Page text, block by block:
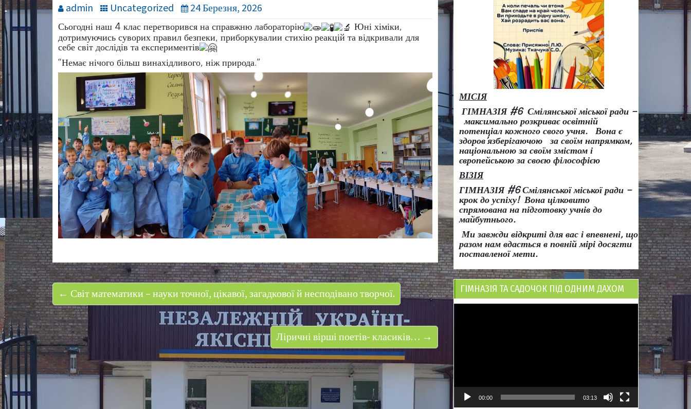
admin Uncategorized 24 Березня, 2026
Сьогодні наш 4 клас перетворився на справжню лабораторію
Юні хіміки,
дотримуючись суворих правил безпеки, приборкувалии стихію реакцій та відкривали для
себе світ дослідів та експериментів
“Немає нічого більш винахідливого, ніж природа.”
← Світ математики – науки точної, цікавої, загадкової й несподівано творчої.
Ліричні вірші поетів- класиків… →
МІСІЯ
ГІМНАЗІЯ #6 Смілянської міської ради –
максимально розкриває освітній
потенціал кожного свого учня.
Вона є
здоров’язберігаючою за своїм напрямком,
національною за своїм змістом і
європейською за своєю філософією
ВІЗІЯ
ГІМНАЗІЯ #6 Смілянської міської ради –
крок до успіху! Вона цілковито
спрямована на підготовку учнів до
майбутнього.
Ми завжди відкриті для вас і впевнені, що
разом нам вдасться в повній мірі досягти
поставленої мети.
ГІМНАЗІЯ ТА САДОЧОК ПІД ОДНИМ ДАХОМ
00:00 03:13